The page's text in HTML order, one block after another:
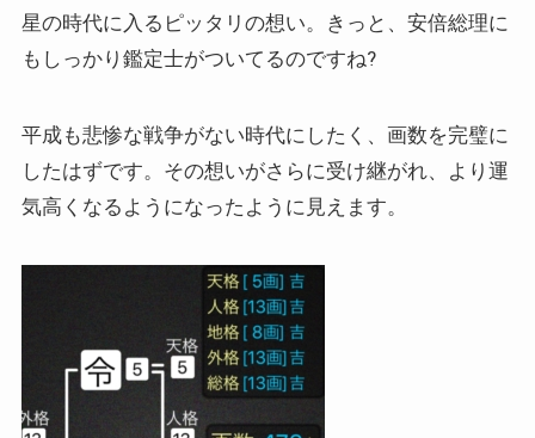
星の時代に入るピッタリの想い。きっと、安倍総理に
もしっかり鑑定士がついてるのですね?
平成も悲惨な戦争がない時代にしたく、画数を完璧に
したはずです。その想いがさらに受け継がれ、より運
気高くなるようになったように見えます。